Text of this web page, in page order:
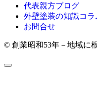
代表親方ブログ
外壁塗装の知識コラ
お問合せ
© 創業昭和53年－地域に